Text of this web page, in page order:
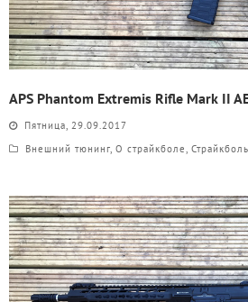
APS Phantom Extremis Rifle Mark II
Пятница, 29.09.2017
Внешний тюнинг О страйкболе